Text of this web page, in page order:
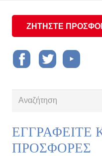
ΖΗΤΗΣΤΕ
ΕΓΓΡΑΦΕΙΤΕ
ΠΡΟΣΦΟΡΕΣ